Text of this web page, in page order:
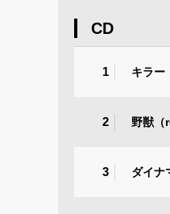
CD
1 キラー
2 野獣（
3 ダイナ